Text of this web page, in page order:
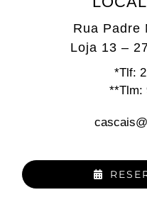
Rua Padre
Loja 13 –
*Tlf:
**Tlm: